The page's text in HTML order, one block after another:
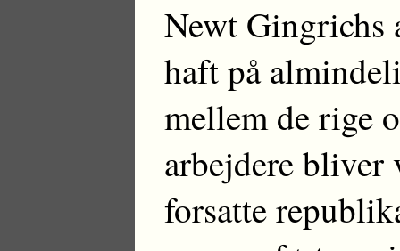
Newt Gingrichs
haft på
mellem de rige
arbejdere bliver
forsatte